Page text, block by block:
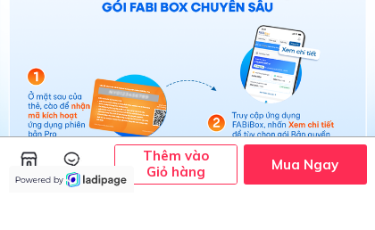
Mua Ngay
Thêm vào
Giỏ hàng